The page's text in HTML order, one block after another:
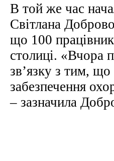
В той же час
Світлана
що 100
столиці. «Вчора
зв’язку з тим,
забезпечення
– зазначила